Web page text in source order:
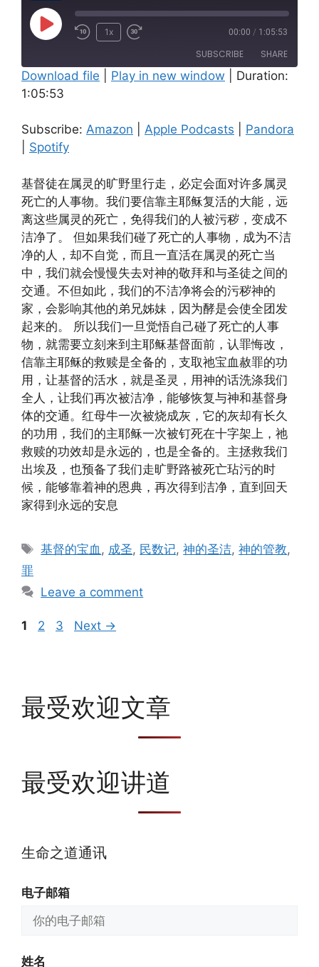
Play
1x 00:00 / 1:05:53
SUBSCRIBE SHARE
Amazon
RSS FEED
SHARE
LINK
EMBED
Download file Play in new window
Duration:
1:05:53
Subscribe: Amazon Apple Podcasts
Pandora
Spotify
基督徒在属灵的旷野里行走，必定会面对许多属灵
死亡的人事物。我们要信靠主耶稣复活的大能，远
离这些属灵的死亡，免得我们的人被污秽，变成不
洁净了。 但如果我们碰了死亡的人事物，成为不洁
净的人，却不自觉，而且一直活在属灵的死亡当
中，我们就会慢慢失去对神的敬拜和与圣徒之间的
交通。不但如此，我们的不洁净将会的污秽神的
家，会影响其他的弟兄姊妹，因为酵是会使全团发
起来的。 所以我们一旦觉悟自己碰了死亡的人事
物，就需要立刻来到主耶稣基督面前，认罪悔改，
信靠主耶稣的救赎是全备的，支取祂宝血赦罪的功
用，让基督的活水，就是圣灵，用神的话洗涤我们
全人，让我们再次被洁净，能够恢复与神和基督身
体的交通。红母牛一次被烧成灰，它的灰却有长久
的功用，我们的主耶稣一次被钉死在十字架上，祂
救赎的功效却是永远的，也是全备的。主拯救我们
出埃及，也预备了我们走旷野路被死亡玷污的时
候，能够靠着神的恩典，再次得到洁净，直到回天
家得到永远的安息
Tags
基督的宝血 , 成圣, 民数记,神的圣洁,神的管教,
罪
Leave a comment
Page
1 Page
2 Page
3 Next →
最受欢迎文章
最受欢迎讲道
生命之道通讯
电子邮箱
姓名